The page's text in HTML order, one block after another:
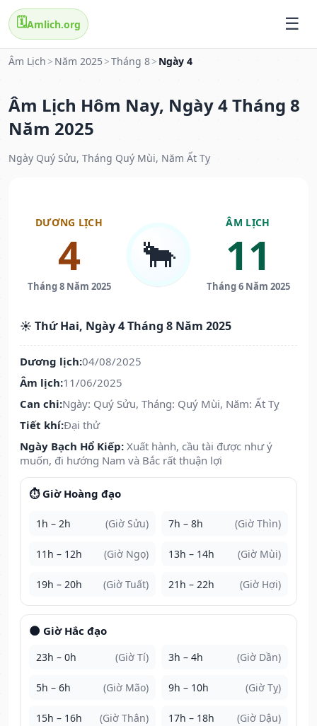
🗓️Amlich.org
Âm Lịch > Năm 2025 >Tháng 8> Ngày 4
Âm Lịch Hôm Nay, Ngày 4 Tháng 8
Năm 2025
Ngày Quý Sửu, Tháng Quý Mùi, Năm Ất Tỵ
DƯƠNG LỊCH
4
Tháng 8 Năm 2025
🐂
ÂM LỊCH
11
Tháng 6 Năm 2025
☀️ Thứ Hai, Ngày 4 Tháng 8 Năm 2025
Dương lịch:04/08/2025
Âm lịch:11/06/2025
Can chi:Ngày: Quý Sửu, Tháng: Quý Mùi, Năm: Ất Tỵ
Tiết khí:Đại thử
Ngày Bạch Hổ Kiếp: Xuất hành, cầu tài được như ý
muốn, đi hướng Nam và Bắc rất thuận lợi
⏱️ Giờ Hoàng đạo
1h – 2h (Giờ Sửu) 7h – 8h (Giờ Thìn)
11h – 12h (Giờ Ngọ) 13h – 14h (Giờ Mùi)
19h – 20h (Giờ Tuất) 21h – 22h (Giờ Hợi)
🌑 Giờ Hắc đạo
23h – 0h (Giờ Tí) 3h – 4h (Giờ Dần)
5h – 6h (Giờ Mão) 9h – 10h (Giờ Tỵ)
15h – 16h (Giờ Thân) 17h – 18h (Giờ Dậu)